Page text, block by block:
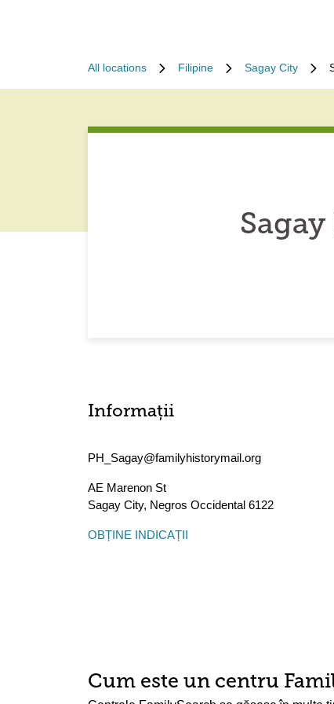
All locations Filipine Sagay City
Informații
PH_Sagay@familyhistorymail.org
AE Marenon St
Sagay City, Negros Occidental 6122
OBȚINE INDICAȚII
Cum este un centru